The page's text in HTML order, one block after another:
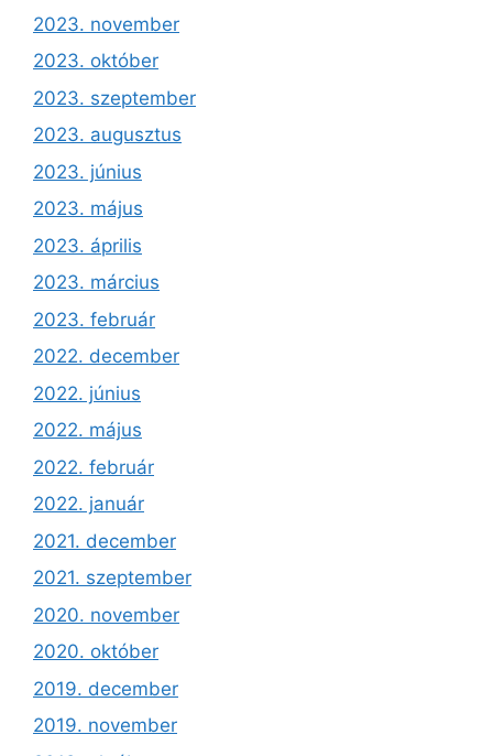
2023. november
2023. október
2023. szeptember
2023. augusztus
2023. június
2023. május
2023. április
2023. március
2023. február
2022. december
2022. június
2022. május
2022. február
2022. január
2021. december
2021. szeptember
2020. november
2020. október
2019. december
2019. november